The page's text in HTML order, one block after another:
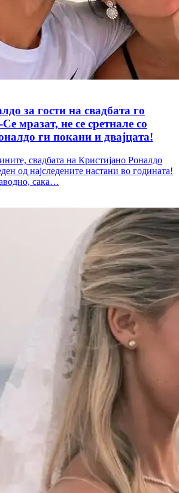
за гости на свадбата го
мразат, не се сретнале со
ги покани и двајцата!
свадбата на Кристијано Роналдо
од најследените настани во годината!
сака…